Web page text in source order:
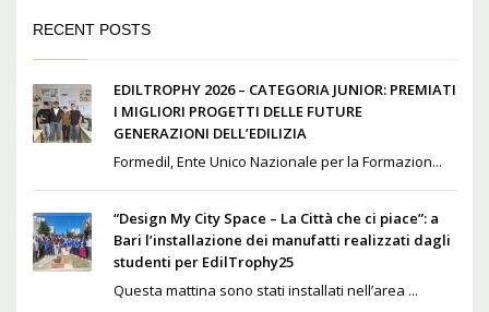
RECENT POSTS
EDILTROPHY 2026 – CATEGORIA JUNIOR: PREMIATI
I MIGLIORI PROGETTI DELLE FUTURE
GENERAZIONI DELL’EDILIZIA
Formedil, Ente Unico Nazionale per la Formazion...
“Design My City Space – La Città che ci piace”: a
Bari l’installazione dei manufatti realizzati dagli
studenti per EdilTrophy25
Questa mattina sono stati installati nell’area ...